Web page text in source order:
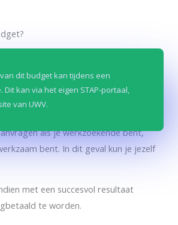
dit budget kan tijdens een
Dit kan via het eigen STAP-portaal,
van UWV.
je jaarlijks een budget van 1000 euro
opleiding te volgen, of om jezelf om- of
als je werkzoekende bent,
bent. In dit geval kun je jezelf
met een succesvol resultaat
te worden.